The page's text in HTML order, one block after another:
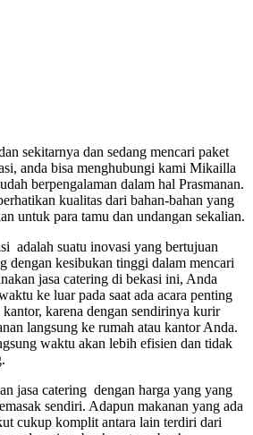
sekitarnya dan sedang mencari paket
anda bisa menghubungi kami Mikailla
berpengalaman dalam hal Prasmanan.
kualitas dari bahan-bahan yang
untuk para tamu dan undangan sekalian.
adalah suatu inovasi yang bertujuan
dengan kesibukan tinggi dalam mencari
jasa catering di bekasi ini, Anda
ke luar pada saat ada acara penting
karena dengan sendirinya kurir
langsung ke rumah atau kantor Anda.
waktu akan lebih efisien dan tidak
jasa catering dengan harga yang yang
sendiri. Adapun makanan yang ada
cukup komplit antara lain terdiri dari